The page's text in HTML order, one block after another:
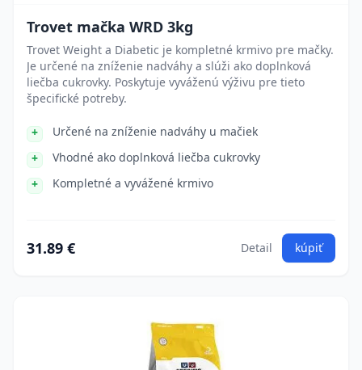
Trovet mačka WRD 3kg
Trovet Weight a Diabetic je kompletné krmivo pre mačky.
Je určené na zníženie nadváhy a slúži ako doplnková
liečba cukrovky. Poskytuje vyváženú výživu pre tieto
špecifické potreby.
Určené na zníženie nadváhy u mačiek
Vhodné ako doplnková liečba cukrovky
Kompletné a vyvážené krmivo
31.89 € Detail kúpiť